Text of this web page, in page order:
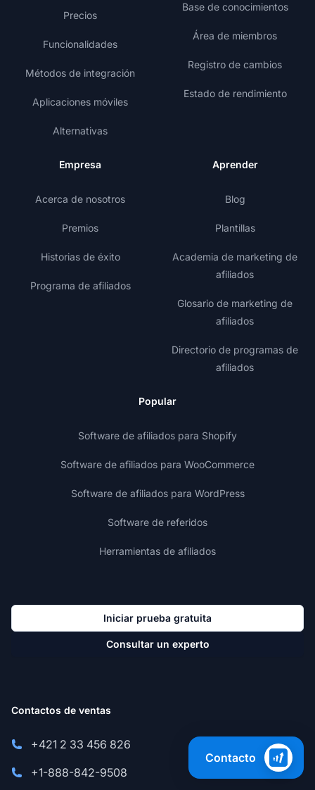
Precios
Funcionalidades
Métodos de integración
Aplicaciones móviles
Alternativas
Base de conocimientos
Área de miembros
Registro de cambios
Estado de rendimiento
Empresa
Acerca de nosotros
Premios
Historias de éxito
Programa de afiliados
Aprender
Blog
Plantillas
Academia de marketing de
afiliados
Glosario de marketing de
afiliados
Directorio de programas de
afiliados
Popular
Software de afiliados para Shopify
Software de afiliados para WooCommerce
Software de afiliados para WordPress
Software de referidos
Herramientas de afiliados
Iniciar prueba gratuita
Consultar un experto
Contactos de ventas
+421 2 33 456 826
+1-888-842-9508
Contacto